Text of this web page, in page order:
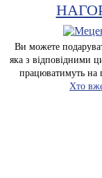
Ви можете
яка з відповідними
працюватимуть на
Хто